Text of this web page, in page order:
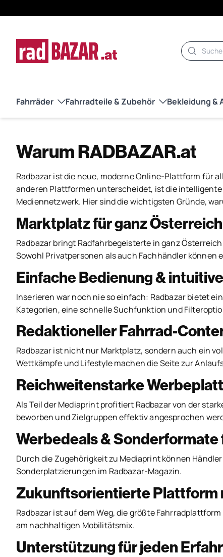
Suche
Fahrräder Fahrradteile & Zubehör Bekleidung &
Warum RADBAZAR.at
Radbazar ist die neue, moderne Online-Plattform für
anderen Plattformen unterscheidet, ist die
Mediennetzwerk. Hier sind die wichtigsten Gründe,
Marktplatz für ganz Österreich
Radbazar bringt Radfahrbegeisterte in ganz
Sowohl Privatpersonen als auch Fachhändler
Einfache Bedienung &
Inserieren war noch nie so einfach: Radbazar bietet
Kategorien, eine schnelle Suchfunktion und
Redaktioneller Fahrrad-
Radbazar ist nicht nur Marktplatz, sondern auch ein
Wettkämpfe und Lifestyle machen die Seite zur
Reichweitenstarke
Als Teil der Mediaprint profitiert Radbazar von der
beworben und Zielgruppen effektiv angesprochen
Werbedeals & Sonderformate
Durch die Zugehörigkeit zu Mediaprint können
Sonderplatzierungen im Radbazar-Magazin.
Zukunftsorientierte Plattform
Radbazar ist auf dem Weg, die größte
am nachhaltigen Mobilitätsmix.
Unterstützung für jeden